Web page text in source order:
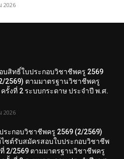
2026
บสิทธิ์ใบประกอบวิชาชีพครู 2569
2569) ตามมาตรฐานวิชาชีพครู
รั้งที่ 2 ระบบกระดาษ ประจำปี พ.ศ.
2026
ระกอบวิชาชีพครู 2569 (2/2569)
ไซต์รับสมัครสอบใบประกอบวิชาชีพ
2/2569 ตามมาตรฐานวิชาชีพครู